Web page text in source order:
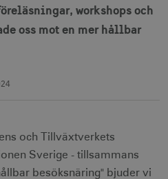
workshops och
oss mot en mer hållbar
och Tillväxtverkets
Sverige - tillsammans
besöksnäring" bjuder vi